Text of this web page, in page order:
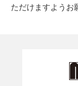
ただけますようお